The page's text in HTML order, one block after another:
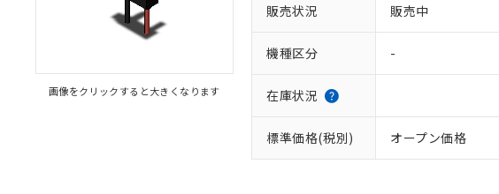
画像をクリックすると大きくなります
販売状況 販売中
機種区分 -
在庫状況
標準価格(税別) オープン価格